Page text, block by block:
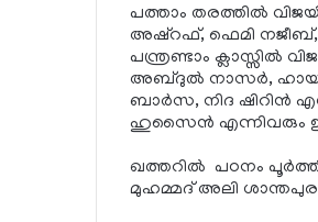
പത്താം തരത്തിൽ
അഷ്‌റഫ്, ഫെമി നജീബ്,
പന്ത്രണ്ടാം
അബ്ദുൽ നാസർ, ഹായ
ബാർസ, നിദ ഷിറിൻ
ഹുസൈൻ എന്നിവരും
ഖത്തറിൽ പഠനം
മുഹമ്മദ് അലി